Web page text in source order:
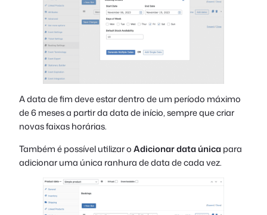
A data de fim deve estar dentro de um período máximo
de 6 meses a partir da data de início, sempre que criar
novas faixas horárias.
Também é possível utilizar oAdicionar data únicapara
adicionar uma única ranhura de data de cada vez.